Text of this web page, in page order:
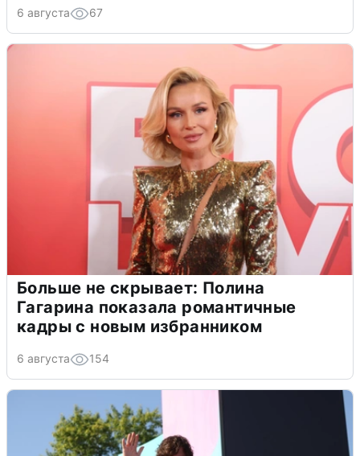
6 августа 67
Больше не скрывает: Полина
Гагарина показала романтичные
кадры с новым избранником
6 августа 154